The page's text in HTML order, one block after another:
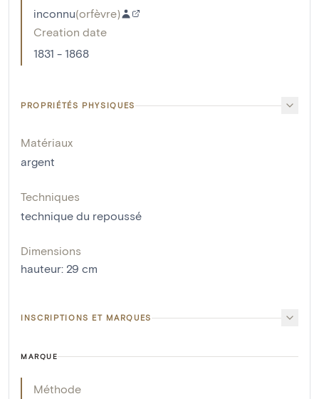
inconnu(orfèvre)
Creation date
1831 - 1868
PROPRIÉTÉS PHYSIQUES
Matériaux
argent
Techniques
technique du repoussé
Dimensions
hauteur: 29 cm
INSCRIPTIONS ET MARQUES
MARQUE
Méthode